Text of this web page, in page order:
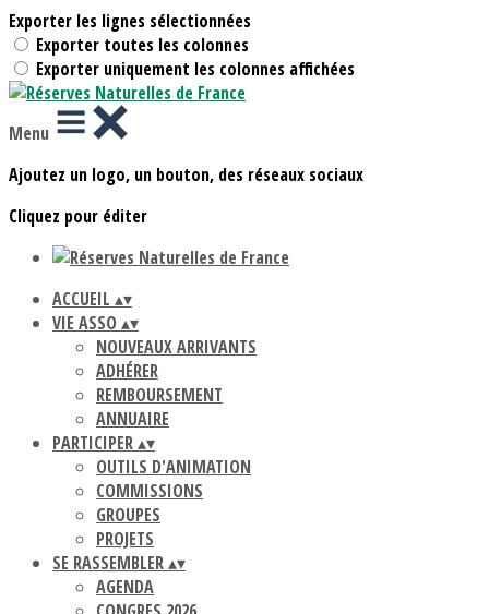
Exporter les lignes sélectionnées
Exporter toutes les colonnes
Exporter uniquement les colonnes affichées
Menu
Ajoutez un logo, un bouton, des réseaux sociaux
Cliquez pour éditer
ACCUEIL ▴▾
VIE ASSO ▴▾
NOUVEAUX ARRIVANTS
ADHÉRER
REMBOURSEMENT
ANNUAIRE
PARTICIPER▴▾
OUTILS D'ANIMATION
COMMISSIONS
GROUPES
PROJETS
SE RASSEMBLER▴▾
AGENDA